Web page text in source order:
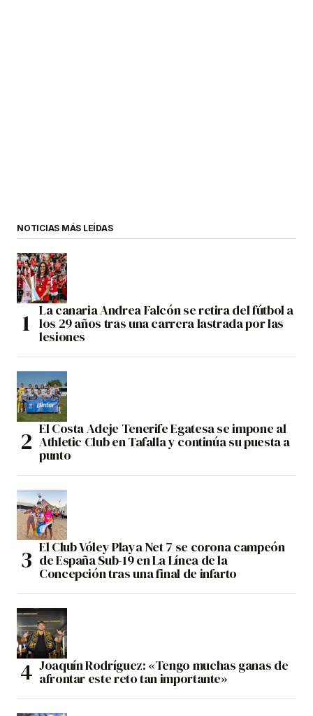
NOTICIAS MÁS LEÍDAS
La canaria Andrea Falcón se retira del fútbol a
los 29 años tras una carrera lastrada por las
lesiones
El Costa Adeje Tenerife Egatesa se impone al
Athletic Club en Tafalla y continúa su puesta a
punto
El Club Vóley Playa Net 7 se corona campeón
de España Sub-19 en La Línea de la
Concepción tras una final de infarto
Joaquín Rodríguez: «Tengo muchas ganas de
afrontar este reto tan importante»